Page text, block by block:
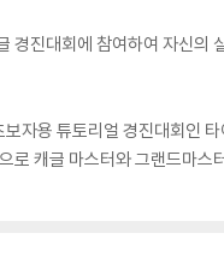
진대회에 참여하여 자신의
자용 튜토리얼 경진대회인
캐글 마스터와 그랜드마스